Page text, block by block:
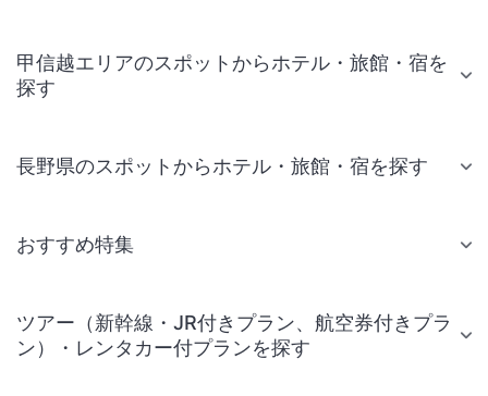
甲信越エリアのスポットからホテル・旅館・宿を
探す
長野県のスポットからホテル・旅館・宿を探す
おすすめ特集
ツアー（新幹線・JR付きプラン、航空券付きプラ
ン）・レンタカー付プランを探す